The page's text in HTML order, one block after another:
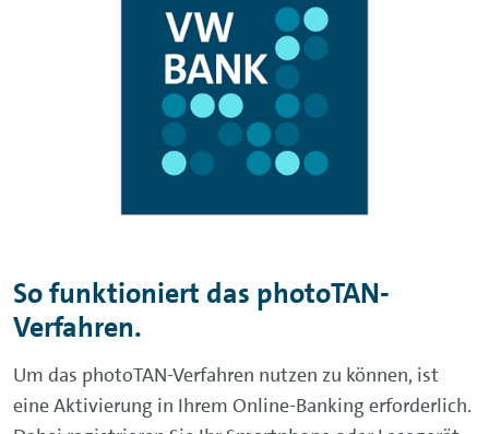
So funktioniert das photoTAN-
Verfahren.
Um das photoTAN-Verfahren nutzen zu können, ist
eine Aktivierung in Ihrem Online-Banking erforderlich.